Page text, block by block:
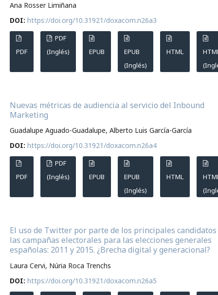
Ana Rosser Limiñana
DOI: https://doi.org/10.31921/doxacom.n26a3
PDF
PDF
(Inglés)
EPUB
EPUB
(Inglés)
HTML
Nuevas métricas de audiencia al servicio del Inbound
Marketing
Guadalupe Aguado-Guadalupe, Alberto Luis García-García
DOI: https://doi.org/10.31921/doxacom.n26a4
PDF
PDF
(Inglés)
EPUB
EPUB
(Inglés)
HTML
El uso de Twitter por parte de los principales
las campañas electorales para las elecciones generales
españolas: 2011 y 2015. ¿Brecha digital y generacional?
Laura Cervi, Núria Roca Trenchs
DOI: https://doi.org/10.31921/doxacom.n26a5